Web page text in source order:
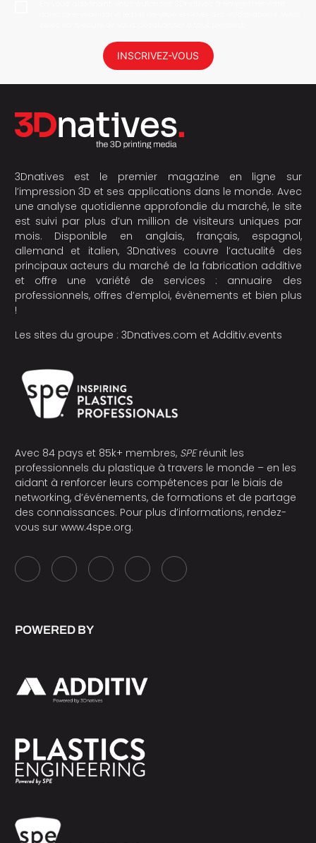
INSCRIVEZ-VOUS
3Dnatives est le premier magazine en ligne sur
l’impression 3D et ses applications dans le monde. Avec
une analyse quotidienne approfondie du marché, le site
est suivi par plus d’un million de visiteurs uniques par
mois. Disponible en anglais, français, espagnol,
allemand et italien, 3Dnatives couvre l’actualité des
principaux acteurs du marché de la fabrication additive
et offre une variété de services : annuaire des
professionnels, offres d’emploi, évènements et bien plus
!
Les sites du groupe : 3Dnatives.com et Additiv.events
Avec 84 pays et 85k+ membres, SPEréunit les
professionnels du plastique à travers le monde – en les
aidant à renforcer leurs compétences par le biais de
networking, d’événements, de formations et de partage
des connaissances. Pour plus d’informations, rendez-
vous sur www.4spe.org.
POWERED BY